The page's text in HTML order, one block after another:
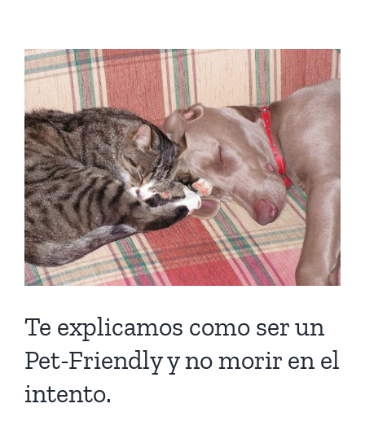
Ver
imagen
más
grande
Te explicamos como ser un
Pet-Friendly y no morir en el
intento.